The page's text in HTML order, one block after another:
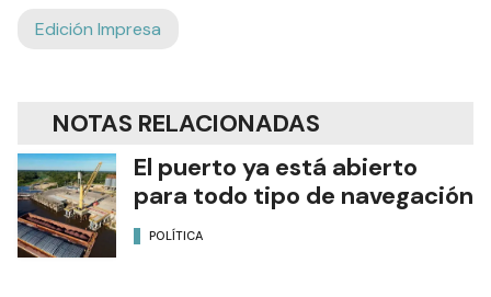
Edición Impresa
NOTAS RELACIONADAS
El puerto ya está abierto
para todo tipo de navegación
POLÍTICA